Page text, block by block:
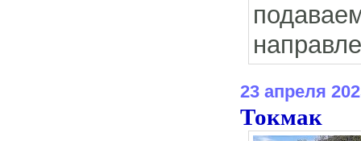
23 апреля
Токмак